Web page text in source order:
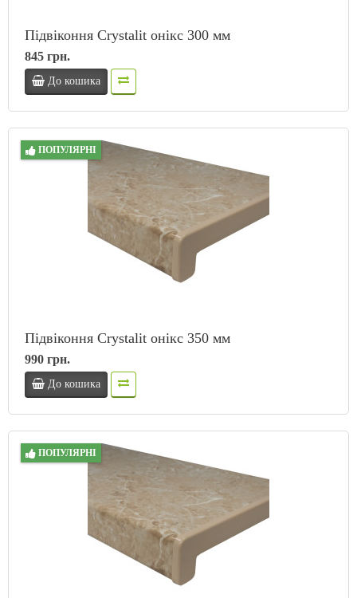
Підвіконня Crystalit онікс 300 мм
845 грн.
До кошика
ПОПУЛЯРНІ
Підвіконня Crystalit онікс 350 мм
990 грн.
До кошика
ПОПУЛЯРНІ